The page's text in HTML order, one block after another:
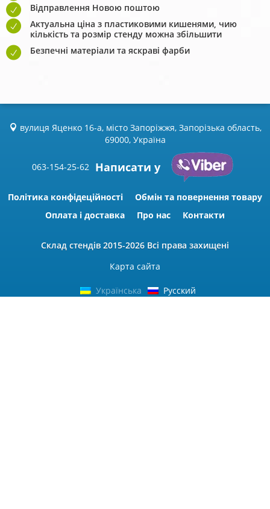
Відправлення Новою поштою
Актуальна ціна з пластиковими кишенями, чию
кількість та розмір стенду можна збільшити
Безпечні матеріали та яскраві фарби
вулиця Яценко 16-а, місто Запоріжжя, Запорізька область,
69000, Україна
063-154-25-62 Написати у
Політика конфідеційності
Обмін та повернення товару
Оплата і доставка
Про нас Контакти
Склад стендів 2015-2026 Всі права захищені
Карта сайта
Українська Русский